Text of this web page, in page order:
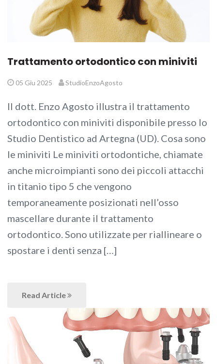
Trattamento ortodontico con miniviti
05 Giu 2025 StudioEnzoAgosto
Il dott. Enzo Agosto illustra il trattamento
ortodontico con miniviti disponibile presso lo
Studio Dentistico ad Artegna (UD). Cosa sono
le miniviti Le miniviti ortodontiche, chiamate
anche microimpianti sono dei piccoli attacchi
in titanio tipo 5 che vengono
temporaneamente posizionati nell’osso
mascellare durante il trattamento
ortodontico. Sono utilizzate per riallineare o
spostare i denti senza […]
Read Article